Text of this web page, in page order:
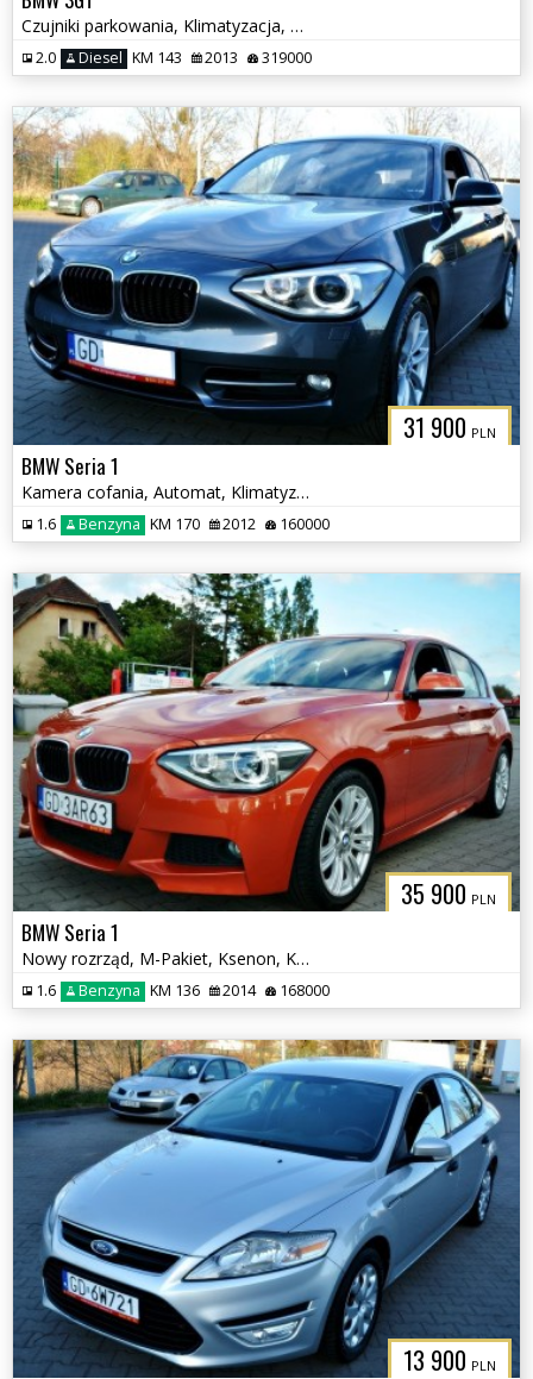
Czujniki parkowania, Klimatyzacja, Podgrzewane fotele
2.0 Diesel KM 143 2013 319000
31 900 PLN
BMW Seria 1
Kamera cofania, Automat, Klimatyzacja
1.6 Benzyna KM 170 2012 160000
35 900 PLN
BMW Seria 1
Nowy rozrząd, M-Pakiet, Ksenon, Klimatyzacja, Czujniki parkowania
1.6 Benzyna KM 136 2014 168000
13 900 PLN